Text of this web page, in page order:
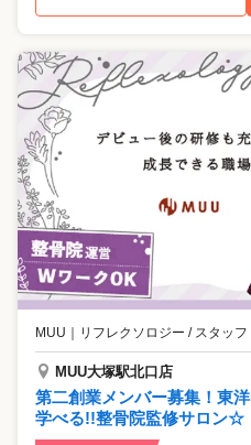
MUU リフレクソロジー / スタッフ
MUU大塚駅北口店
第二創業メンバー募集！東
学べる!!整骨院監修サロン☆